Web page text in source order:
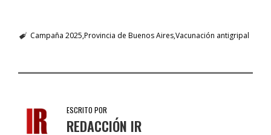
Campaña 2025 Provincia de Buenos AiresVacunación antigripal
ESCRITO POR
REDACCIÓN IR